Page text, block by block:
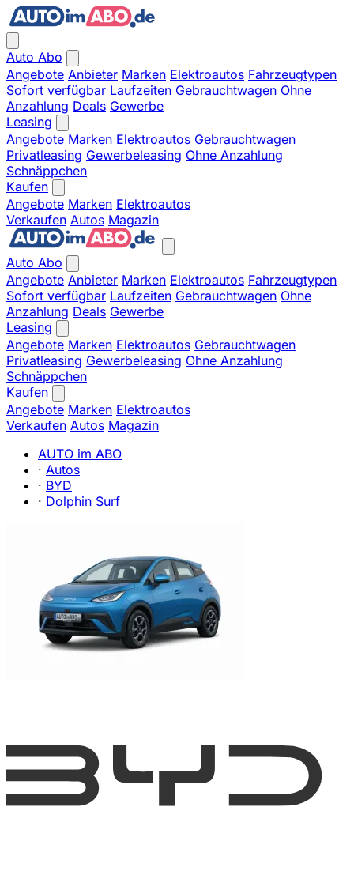
Auto Abo
Angebote Anbieter Marken Elektroautos Fahrzeugtypen
Sofort verfügbar Laufzeiten Gebrauchtwagen Ohne
Anzahlung Deals Gewerbe
Leasing
Angebote Marken Elektroautos Gebrauchtwagen
Privatleasing Gewerbeleasing Ohne Anzahlung
Schnäppchen
Kaufen
Angebote Marken Elektroautos
Verkaufen Autos Magazin
Auto Abo
Angebote Anbieter Marken Elektroautos Fahrzeugtypen
Sofort verfügbar Laufzeiten Gebrauchtwagen Ohne
Anzahlung Deals Gewerbe
Leasing
Angebote Marken Elektroautos Gebrauchtwagen
Privatleasing Gewerbeleasing Ohne Anzahlung
Schnäppchen
Kaufen
Angebote Marken Elektroautos
Verkaufen Autos Magazin
AUTO im ABO
· Autos
· BYD
· Dolphin Surf